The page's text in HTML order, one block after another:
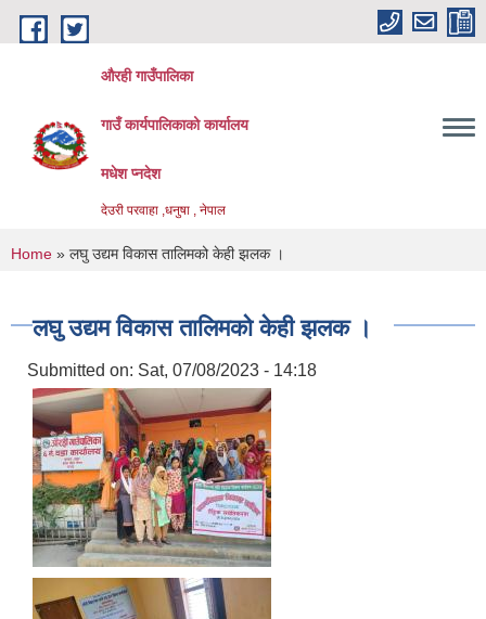
Skip to main content
औरही गाउँपालिका
गाउँ कार्यपालिकाको कार्यालय
मधेश प्नदेश
देउरी परवाहा ,धनुषा , नेपाल
You are here
Home » लघु उद्यम विकास तालिमको केही झलक ।
लघु उद्यम विकास तालिमको केही झलक ।
Submitted on: Sat, 07/08/2023 - 14:18